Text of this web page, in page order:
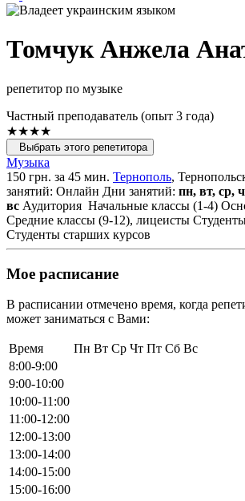
Томчук Анжела
репетитор по музыке
Частный преподаватель (опыт 3 года)
★★★★
Выбрать этого репетитора
Музыка
150 грн. за 45 мин. Тернополь,
занятий: Онлайн Дни занятий: пн, вт, ср,
вс Аудитория Начальные классы (1-4)
Средние классы (9-12), лицеисты
Студенты старших курсов
Мое расписание
В расписании отмечено время, когда
может заниматься с Вами:
Время Пн Вт Ср Чт Пт Сб Вс
8:00-9:00
9:00-10:00
10:00-11:00
11:00-12:00
12:00-13:00
13:00-14:00
14:00-15:00
15:00-16:00